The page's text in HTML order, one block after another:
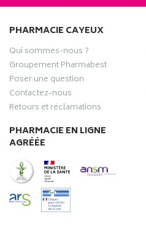
PHARMACIE CAYEUX
Qui sommes-nous ?
Groupement Pharmabest
Poser une question
Contactez-nous
Retours et réclamations
PHARMACIE EN LIGNE
AGRÉÉE